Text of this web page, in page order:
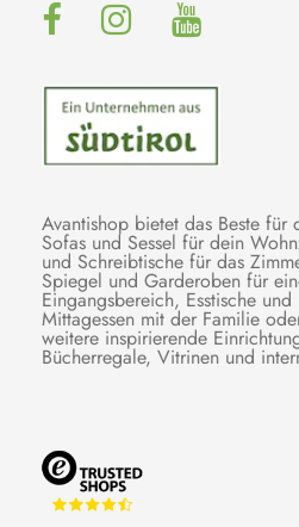
Avantishop bietet das Beste für
Sofas und Sessel für dein
und Schreibtische für das
Spiegel und Garderoben für
Eingangsbereich, Esstische
Mittagessen mit der Familie
weitere inspirierende
Bücherregale, Vitrinen und